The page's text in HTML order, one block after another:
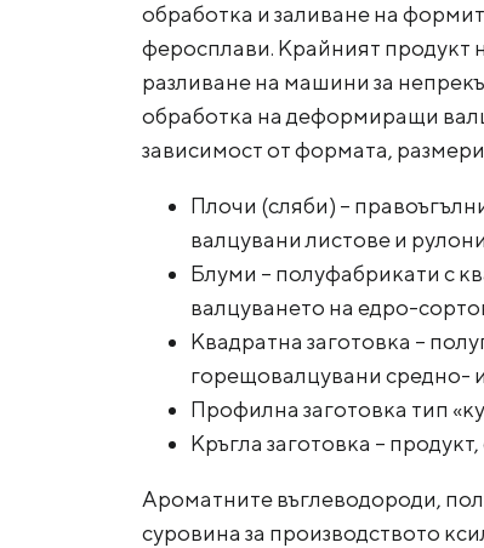
обработка и заливане на
феросплави. Крайният продукт
разливане на машини за
обработка на деформиращи
зависимост от формата,
Плочи (сляби) –
валцувани листове и
Блуми – полуфабрикати с
валцуването на едро-
Квадратна заготовка –
горещовалцувани средно-
Профилна заготовка тип
Кръгла заготовка –
Ароматните въглеводороди,
суровина за производството